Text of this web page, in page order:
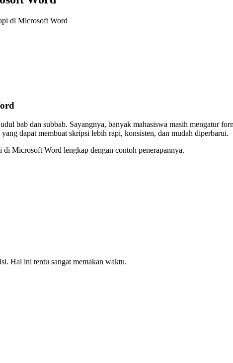
di Microsoft Word
bab dan subbab. Sayangnya, banyak mahasiswa masih mengatur
yang dapat membuat skripsi lebih rapi, konsisten, dan mudah diperbarui.
Microsoft Word lengkap dengan contoh penerapannya.
Hal ini tentu sangat memakan waktu.